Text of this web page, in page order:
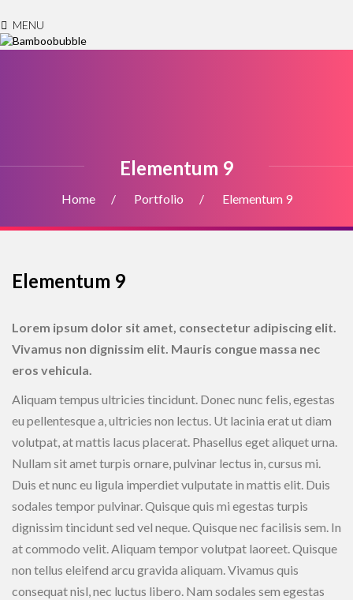
MENU
Elementum 9
Home Portfolio Elementum 9
Elementum 9
Lorem ipsum dolor sit amet, consectetur adipiscing elit.
Vivamus non dignissim elit. Mauris congue massa nec
eros vehicula.
Aliquam tempus ultricies tincidunt. Donec nunc felis, egestas
eu pellentesque a, ultricies non lectus. Ut lacinia erat ut diam
volutpat, at mattis lacus placerat. Phasellus eget aliquet urna.
Nullam sit amet turpis ornare, pulvinar lectus in, cursus mi.
Duis et nunc eu ligula imperdiet vulputate in mattis elit. Duis
sodales tempor pulvinar. Quisque quis mi egestas turpis
dignissim tincidunt sed vel neque. Quisque nec facilisis sem. In
at commodo velit. Aliquam tempor volutpat laoreet. Quisque
non tellus eleifend arcu gravida aliquam. Vivamus quis
consequat nisl, nec luctus libero. Nam sodales sem egestas